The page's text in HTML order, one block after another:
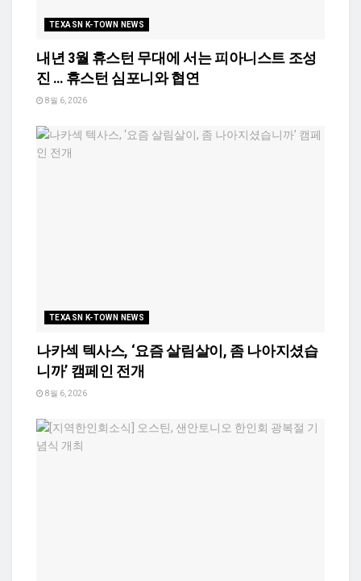
TEXASN K-TOWN NEWS
내년 3월 휴스턴 무대에 서는 피아니스트 조성
진 … 휴스턴 심포니와 협연
8월 6, 2026
TEXASN K-TOWN NEWS
나카섹 텍사스, ‘요즘 살림살이, 좀 나아지셨습
니까’ 캠페인 전개
8월 6, 2026